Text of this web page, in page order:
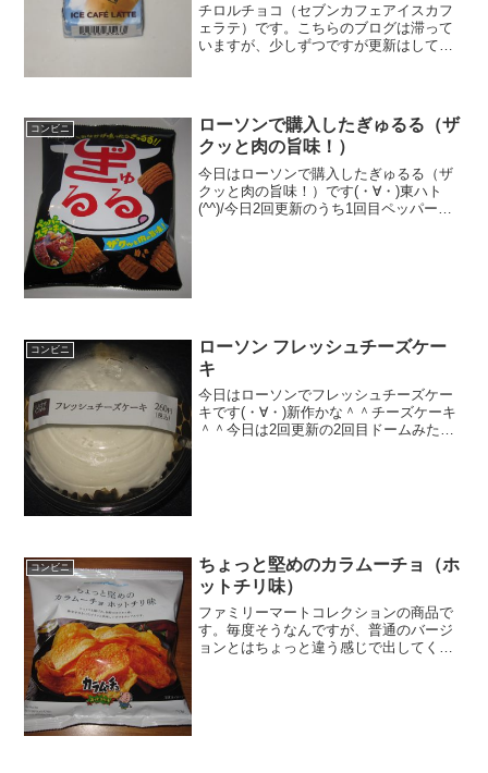
チロルチョコ（セブンカフェアイスカフ
ェラテ）です。こちらのブログは滞って
いますが、少しずつですが更新はしてい
す。チロルチョコ（セブン...
コンビニ
ローソンで購入したぎゅるる（ザ
クッと肉の旨味！）
今日はローソンで購入したぎゅるる（ザ
クッと肉の旨味！）です(・∀・)東ハト
(^^)/今日2回更新のうち1回目ペッパース
コンビニ
ローソン フレッシュチーズケー
キ
今日はローソンでフレッシュチーズケー
キです(・∀・)新作かな＾＾チーズケーキ
＾＾今日は2回更新の2回目ドームみたい
コンビニ
ちょっと堅めのカラムーチョ（ホ
ットチリ味）
ファミリーマートコレクションの商品で
す。毎度そうなんですが、普通のバージ
ョンとはちょっと違う感じで出してくる